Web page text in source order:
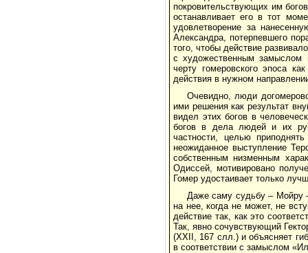
покровительствующих им
останавливает его в тот
удовлетворение за
Александра, потерпевшего
того, чтобы действие
с художественным замыслом
черту гомеровского эпоса
действия в нужном
Очевидно, люди
ими решения как результат
видел этих богов в
богов в дела людей и их
частности, целью
неожиданное выступление
собственным низменным
Одиссей, мотивировано
Гомер удостаивает только
Даже саму судьбу – Мойру
на нее, когда не может, не
действие так, как это
Так, явно сочувствующий
(ХХII, 167 слл.) и объясняет
в соответствии с замыслом